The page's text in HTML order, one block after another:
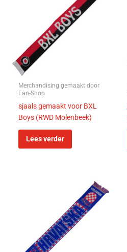
Merchandising gemaakt door
Fan-Shop
sjaals gemaakt voor BXL
Boys (RWD Molenbeek)
Lees verder